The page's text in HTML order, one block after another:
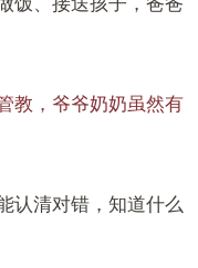
教，爷爷奶奶虽然有
认清对错，知道什么